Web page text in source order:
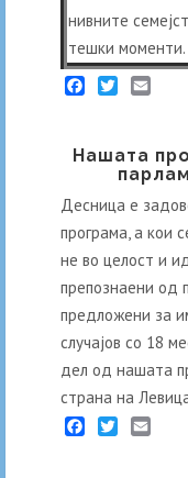
нивните
тешки
Нашата
Десница е
програма, а кои
не во целост и
препознаени од
предложени за
случајов со 18
дел од нашата
страна на